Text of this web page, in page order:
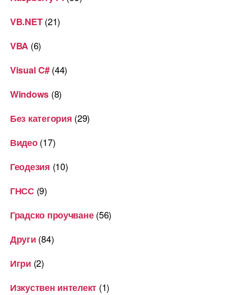
VB.NET(21)
VBA (6)
Visual C#(44)
Windows (8)
Без категория (29)
Видео(17)
Геодезия (10)
ГНСС(9)
Градско проучване(56)
Други (84)
Игри (2)
Изкуствен интелект (1)